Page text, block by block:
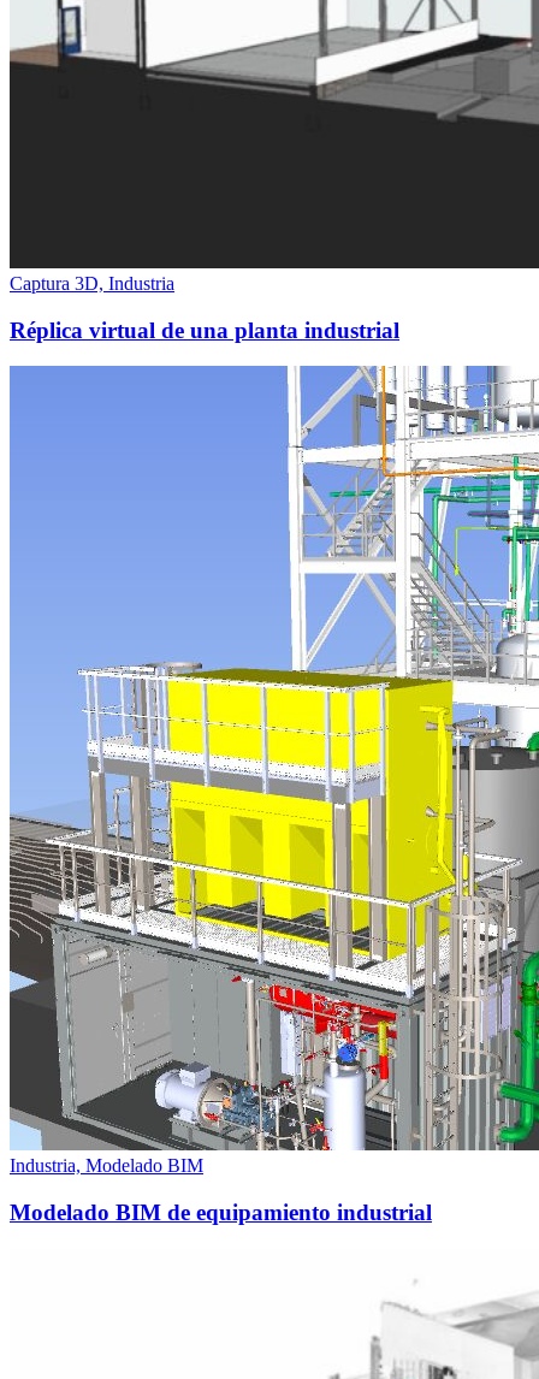
Captura 3D, Industria
Réplica virtual de una planta industrial
Industria, Modelado BIM
Modelado BIM de equipamiento industrial